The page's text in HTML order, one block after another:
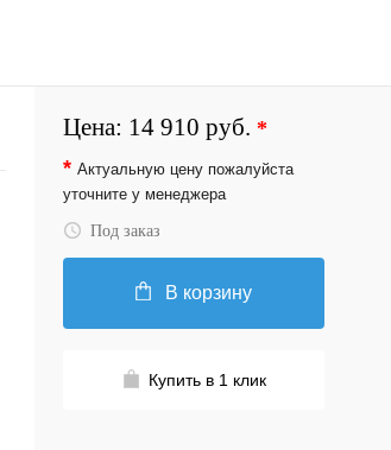
Цена: 14 910 руб. *
* Актуальную цену пожалуйста
уточните у менеджера
Под заказ
В корзину
Купить в 1 клик